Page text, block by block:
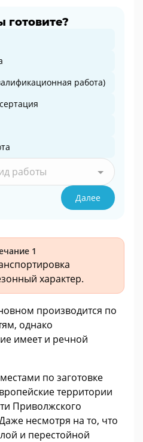
готовите?
работа)
работы
Далее
1
характер.
производится по
однако
имеет и речной
по заготовке
территории
Приволжского
несмотря на то, что
и перестойной